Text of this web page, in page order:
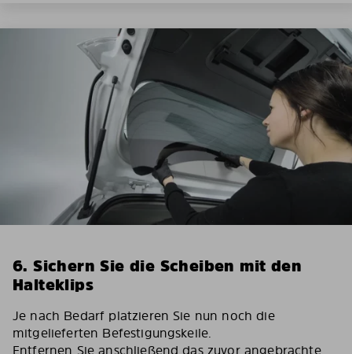
6. Sichern Sie die Scheiben mit den
Halteklips
Je nach Bedarf platzieren Sie nun noch die
mitgelieferten Befestigungskeile.
Entfernen Sie anschließend das zuvor angebrachte